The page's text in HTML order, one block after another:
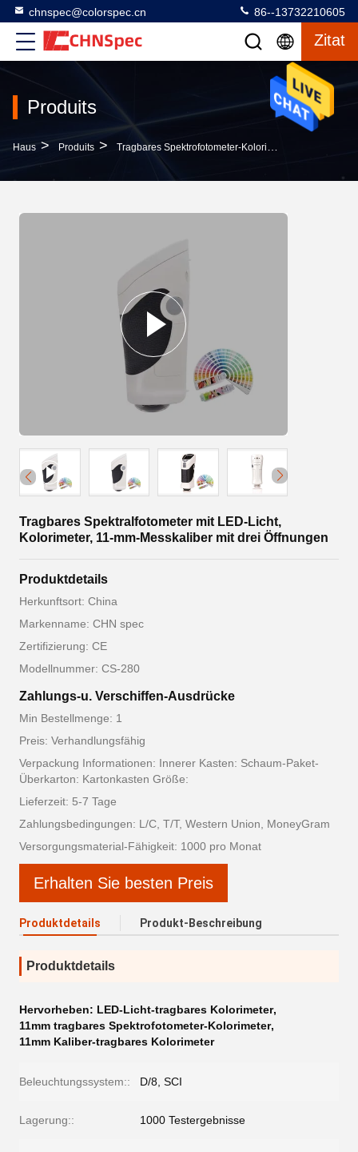
chnspec@colorspec.cn 86--13732210605
Zitat
Produits
Haus > Produits > Tragbares Spektrofotometer-Kolorimeter
Tragbares Spektralfotometer mit LED-Licht,
Kolorimeter, 11-mm-Messkaliber mit drei Öffnungen
Produktdetails
Herkunftsort: China
Markenname: CHN spec
Zertifizierung: CE
Modellnummer: CS-280
Zahlungs-u. Verschiffen-Ausdrücke
Min Bestellmenge: 1
Preis: Verhandlungsfähig
Verpackung Informationen: Innerer Kasten: Schaum-Paket-
Überkarton: Kartonkasten Größe:
Lieferzeit: 5-7 Tage
Zahlungsbedingungen: L/C, T/T, Western Union, MoneyGram
Versorgungsmaterial-Fähigkeit: 1000 pro Monat
Erhalten Sie besten Preis
Produktdetails Produkt-Beschreibung
Produktdetails
Hervorheben: LED-Licht-tragbares Kolorimeter,
11mm tragbares Spektrofotometer-Kolorimeter,
11mm Kaliber-tragbares Kolorimeter
Beleuchtungssystem:: D/8, SCI
Lagerung:: 1000 Testergebnisse